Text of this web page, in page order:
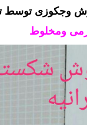
وجکوزی توسط
ومخلوط